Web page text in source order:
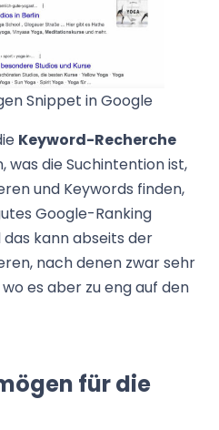
Snippet in Google
Keyword-Recherche
was die Suchintention ist,
und Keywords finden,
Google-Ranking
kann abseits der
nach denen zwar sehr
es aber zu eng auf den
für die